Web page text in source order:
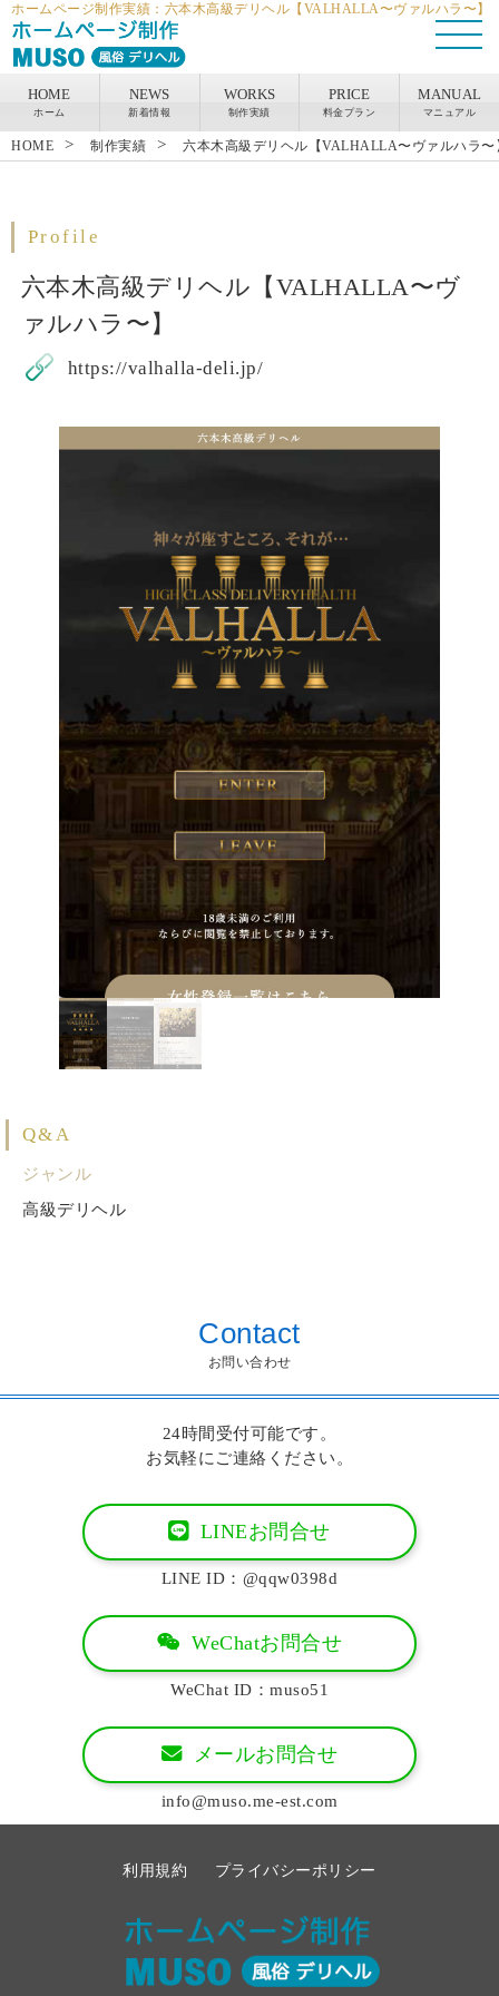
ホームページ制作実績：六本木高級デリヘル【VALHALLA〜ヴァルハラ〜】
HOME
ホーム
NEWS
新着情報
WORKS
制作実績
PRICE
料金プラン
MANUAL
マニュアル
HOME > 制作実績 > 六本木高級デリヘル【VALHALLA〜ヴァルハラ〜
Profile
六本木高級デリヘル【VALHALLA〜ヴ
ァルハラ〜】
https://valhalla-deli.jp/
Q&A
ジャンル
高級デリヘル
Contact
お問い合わせ
24時間受付可能です。
お気軽にご連絡ください。
LINEお問合せ
LINE ID：@qqw0398d
WeChatお問合せ
WeChat ID：muso51
メールお問合せ
info@muso.me-est.com
利用規約 プライバシーポリシー